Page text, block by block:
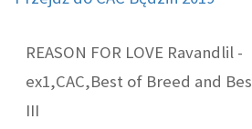
REASON FOR LOVE Ravandlil -
ex1,CAC,Best of Breed and
III